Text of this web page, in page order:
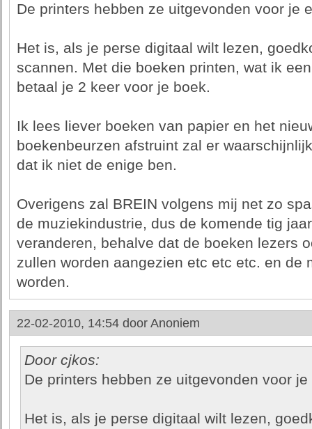
De printers hebben ze uitgevonden voor je
Het is, als je perse digitaal wilt lezen,
scannen. Met die boeken printen, wat ik
betaal je 2 keer voor je boek.
Ik lees liever boeken van papier en het
boekenbeurzen afstruint zal er
dat ik niet de enige ben.
Overigens zal BREIN volgens mij net zo
de muziekindustrie, dus de komende tig
veranderen, behalve dat de boeken lezers
zullen worden aangezien etc etc etc. en de
worden.
22-02-2010, 14:54 door Anoniem
Door cjkos:
De printers hebben ze uitgevonden voor
Het is, als je perse digitaal wilt lezen,